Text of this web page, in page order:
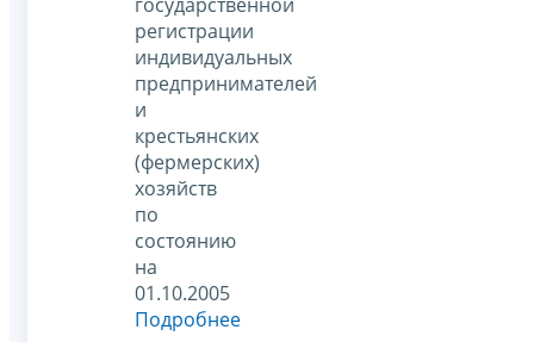
регистрации
индивидуальных
предпринимателей
и
крестьянских
(фермерских)
хозяйств
по
состоянию
на
01.10.2005
Подробнее